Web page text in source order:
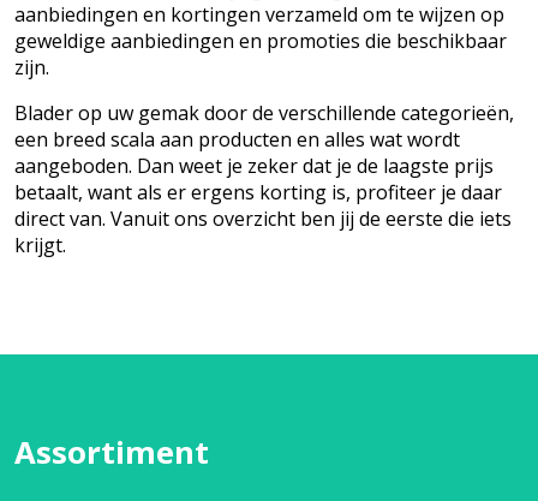
aanbiedingen en kortingen verzameld om te wijzen op
geweldige aanbiedingen en promoties die beschikbaar
zijn.
Blader op uw gemak door de verschillende categorieën,
een breed scala aan producten en alles wat wordt
aangeboden. Dan weet je zeker dat je de laagste prijs
betaalt, want als er ergens korting is, profiteer je daar
direct van. Vanuit ons overzicht ben jij de eerste die iets
krijgt.
Assortiment